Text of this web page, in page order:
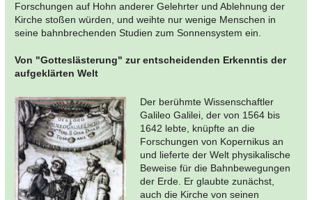
Forschungen auf Hohn anderer Gelehrter und Ablehnung der
Kirche stoßen würden, und weihte nur wenige Menschen in
seine bahnbrechenden Studien zum Sonnensystem ein.
Von "Gotteslästerung" zur entscheidenden Erkenntis der
aufgeklärten Welt
Der berühmte Wissenschaftler
Galileo Galilei, der von 1564 bis
1642 lebte, knüpfte an die
Forschungen von Kopernikus an
und lieferte der Welt physikalische
Beweise für die Bahnbewegungen
der Erde. Er glaubte zunächst,
auch die Kirche von seinen